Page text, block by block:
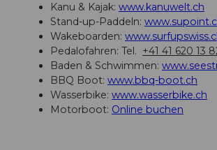
Kanu & Kajak: www.kanuwelt.ch
Stand-up-Paddeln:
Wakeboarden:
Pedalofahren: Tel. +41 41 620 13
Baden & Schwimmen:
BBQ Boot: www.bbq-boot.ch
Wasserbike: www.wasserbike.ch
Motorboot: Online buchen